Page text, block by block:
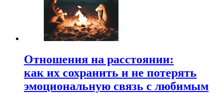
Отношения на расстоянии:
как их сохранить и не потерять
эмоциональную связь с любимым